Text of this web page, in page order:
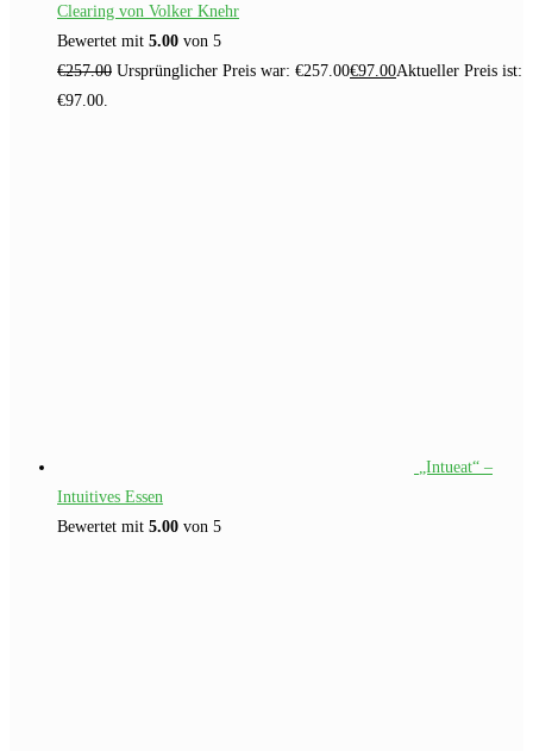
Clearing von Volker Knehr
Bewertet mit 5.00 von 5
€257.00 Ursprünglicher Preis war: €257.00€97.00Aktueller Preis ist:
€97.00.
„Intueat“ –
Intuitives Essen
Bewertet mit 5.00 von 5